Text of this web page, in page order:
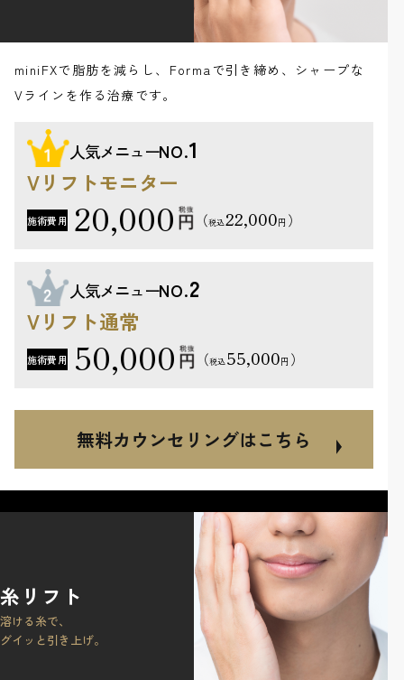
miniFXで脂肪を減らし、Formaで引き締め、シャープな
Vラインを作る治療です。
人気メニューNO.1
Vリフトモニター
施術費用 20,000 （税込22,000円 ）
人気メニューNO.2
Vリフト通常
施術費用 50,000 （税込55,000円 ）
無料カウンセリングはこちら
糸リフト
溶ける糸で、
グイッと引き上げ。